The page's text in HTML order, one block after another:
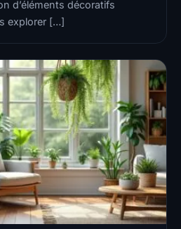
d’éléments décoratifs
explorer […]